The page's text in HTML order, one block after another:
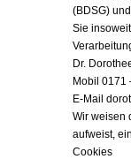
(BDSG)
Sie
Dr.
Mobil 0171
E-Mail
Wir weisen
aufweist,
Cookies